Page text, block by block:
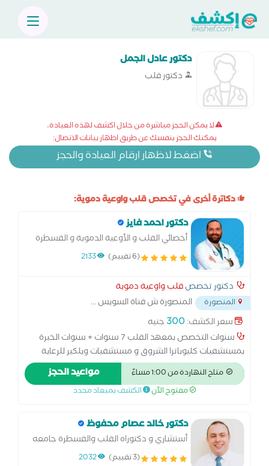
دكتور عادل الجمل
دكتور قلب
لا يمكن الحجز مباشرة من خلال اكشف لهذه العيادة،
يمكنك الحجز بنفسك عن طريق اظهار بيانات الاتصال:
اضغط لاظهار ارقام العيادة والحجز
دكاترة أخرى في تخصص قلب واوعية دموية:
دكتور احمد فايز
أخصائي القلب و الأوعية الدموية و القسطرة
القلبية
(6 تقييم) 2133
دكتور تخصصقلب واوعية دموية
المنصورة المنصورة ش قناة السويس...
سعر الكشف:300 جنيه
سنوات التخصص بمعهد القلب 7 سنوات + سنوات الخبرة
بمستشفيات كليوباترا الشروق و مستشفيات ويلكير للرعاية
الصحية و مستشفي الخير و مستشفي السلاب و مركز النخبة
للقلب و الرعاية و مركز المنصورة الطبي و مستشفي الدلتا
متاح النهاردة من 1:00 مساءً مواعيد الحجز
مفتوح الآن الكشف بميعاد محدد
دكتور خالد عصام محفوظ
أستشاري و دكتوراه القلب والقسطرة جامعه
المنصورة
(3 تقييم) 2032